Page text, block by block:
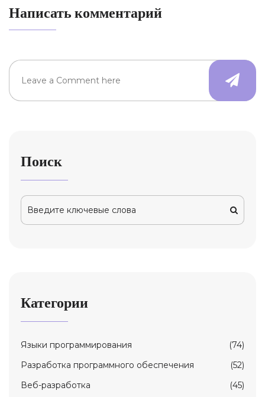
Написать комментарий
Поиск
Категории
Языки программирования
(74)
Разработка программного обеспечения
(52)
Веб-разработка
(45)